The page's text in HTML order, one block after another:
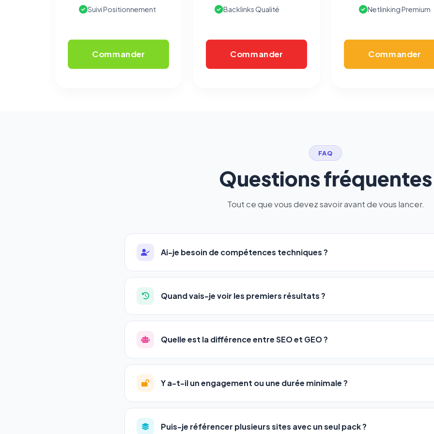
Suivi Positionnement
Commander
Backlinks Qualité
Commander
Netlinking Premium
Commander
FAQ
Questions fréquentes
Tout ce que vous devez savoir avant de vous lancer.
Ai-je besoin de compétences techniques ?
Absolument pas. Notre logiciel a été conçu pour être accessible àtous les profils:
auto-entrepreneurs, PME ou agences. Pas de code, pas de configuration complexe —
l'adresse de votre site, décrivez votre activité, et le logiciel gère tout en automatique
Quand vais-je voir les premiers résultats ?
La plupart de nos utilisateurs observent une amélioration de leur positionnement en4
progression
votre tableau de bord.
Quelle est la différence entre SEO et GEO ?
LeSEO(Search Engine Optimization) vous positionne sur les moteurs classiques :
GEO(Generative Engine Optimization) va plus loin : il fait en sorte que les IA
Gemini et Perplexity
vous citent comme référence dans leurs réponses. Notre
deux simultanément et automatiquement.
Y a-t-il un engagement ou une durée minimale ?
Aucun engagement.Tous nos packs sont résiliables à tout moment, directement
en un clic, ou en nous contactant par téléphone (09 73 89 23 94) ou via le support en
Puis-je référencer plusieurs sites avec un seul pack ?
mesurer l'efficacité de nos campagnes (Google Ads,
Meta/Facebook). Vous pouvez les refuser sans impact sur
Traceurs des courriels
Les e-mails peuvent contenir un pixel d'ouverture et des liens